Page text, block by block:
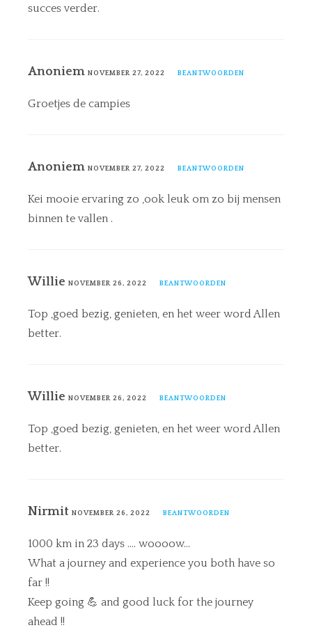
succes verder.
Anoniem NOVEMBER 27, 2022 BEANTWOORDEN
Groetjes de campies
Anoniem NOVEMBER 27, 2022 BEANTWOORDEN
Kei mooie ervaring zo ,ook leuk om zo bij mensen
binnen te vallen .
Willie NOVEMBER 26, 2022 BEANTWOORDEN
Top ,goed bezig, genieten, en het weer word Allen
better.
Willie NOVEMBER 26, 2022 BEANTWOORDEN
Top ,goed bezig, genieten, en het weer word Allen
better.
Nirmit NOVEMBER 26, 2022 BEANTWOORDEN
1000 km in 23 days …. woooow…
What a journey and experience you both have so
far !!
Keep going 💪 and good luck for the journey
ahead !!